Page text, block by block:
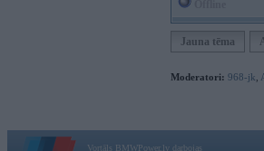
Jauna tēma
Moderatori: 968-jk
Vortāls BMWPower.lv darbojas